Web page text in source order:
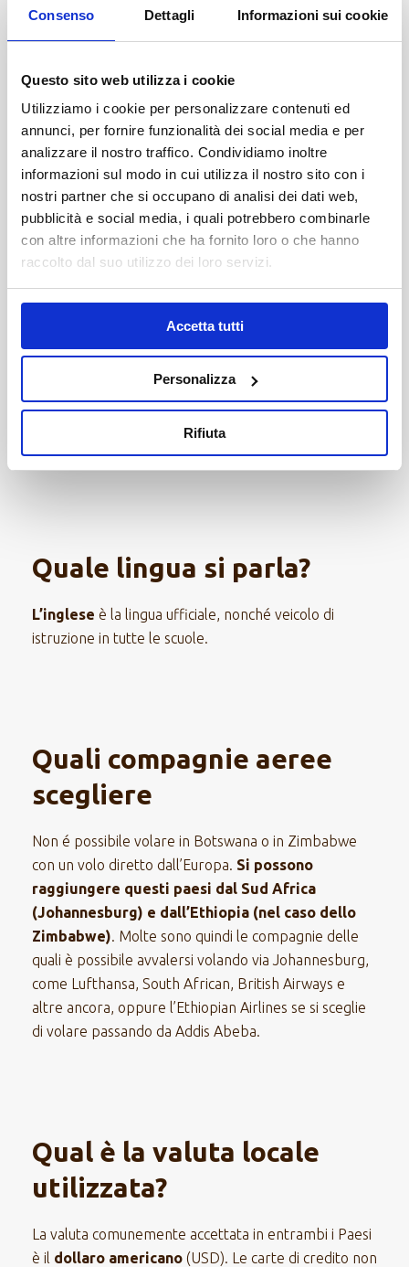
Consenso Dettagli Informazioni sui cookie
Questo sito web utilizza i cookie
Utilizziamo i cookie per personalizzare contenuti ed
annunci, per fornire funzionalità dei social media e per
analizzare il nostro traffico. Condividiamo inoltre
informazioni sul modo in cui utilizza il nostro sito con i
nostri partner che si occupano di analisi dei dati web,
pubblicità e social media, i quali potrebbero combinarle
con altre informazioni che ha fornito loro o che hanno
raccolto dal suo utilizzo dei loro servizi.
Accetta tutti
Personalizza
Rifiuta
C’è il fuso orario?
Non c’è differenza oraria quando in Italia è in vigore
Quale lingua si parla?
L’inglese è la lingua ufficiale, nonché veicolo di
istruzione in tutte le scuole.
Quali compagnie aeree
scegliere
Non é possibile volare in Botswana o in Zimbabwe
con un volo diretto dall’Europa. Si possono
raggiungere questi paesi dal Sud Africa
(Johannesburg) e dall’Ethiopia (nel caso dello
Zimbabwe). Molte sono quindi le compagnie delle
quali è possibile avvalersi volando via Johannesburg,
come Lufthansa, South African, British Airways e
altre ancora, oppure l’Ethiopian Airlines se si sceglie
di volare passando da Addis Abeba.
Qual è la valuta locale
utilizzata?
La valuta comunemente accettata in entrambi i Paesi
è il dollaro americano (USD). Le carte di credito non